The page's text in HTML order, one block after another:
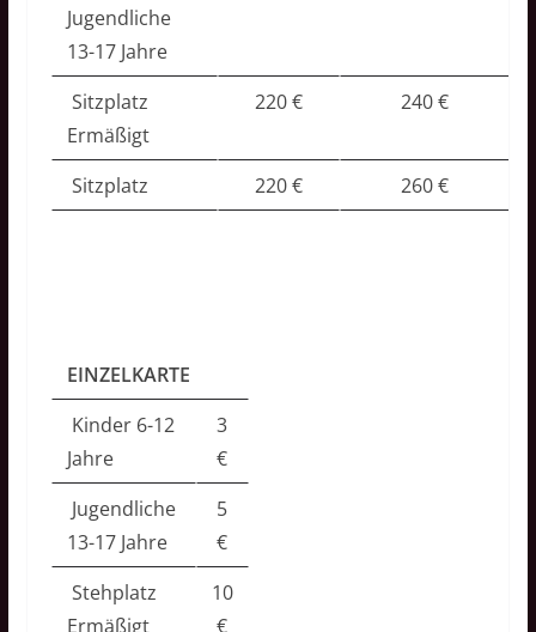
Jugendliche
13-17 Jahre
Sitzplatz
Ermäßigt
220 € 240 €
Sitzplatz 220 € 260 €
EINZELKARTE
Kinder 6-12
Jahre
3
€
Jugendliche
13-17 Jahre
5
€
Stehplatz
Ermäßigt
10
€